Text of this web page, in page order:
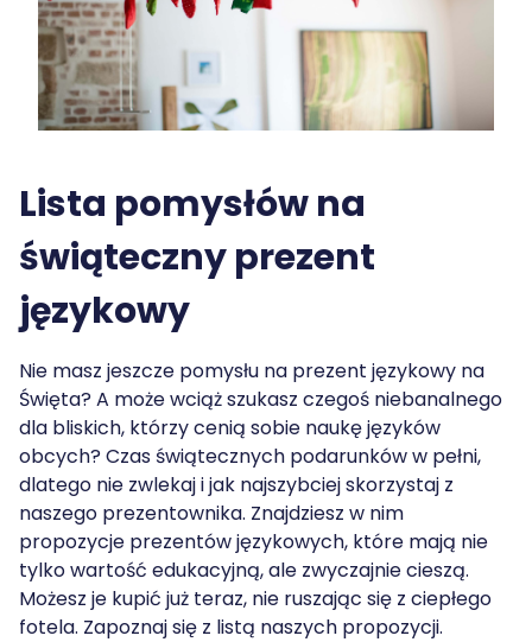
Lista pomysłów na
świąteczny prezent
językowy
Nie masz jeszcze pomysłu na prezent językowy na
Święta? A może wciąż szukasz czegoś niebanalnego
dla bliskich, którzy cenią sobie naukę języków
obcych? Czas świątecznych podarunków w pełni,
dlatego nie zwlekaj i jak najszybciej skorzystaj z
naszego prezentownika. Znajdziesz w nim
propozycje prezentów językowych, które mają nie
tylko wartość edukacyjną, ale zwyczajnie cieszą.
Możesz je kupić już teraz, nie ruszając się z ciepłego
fotela. Zapoznaj się z listą naszych propozycji.